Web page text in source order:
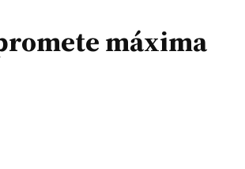
máxima